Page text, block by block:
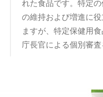
れた食品です。特定
の維持および増進に
ますが、特定保健用
庁長官による個別審